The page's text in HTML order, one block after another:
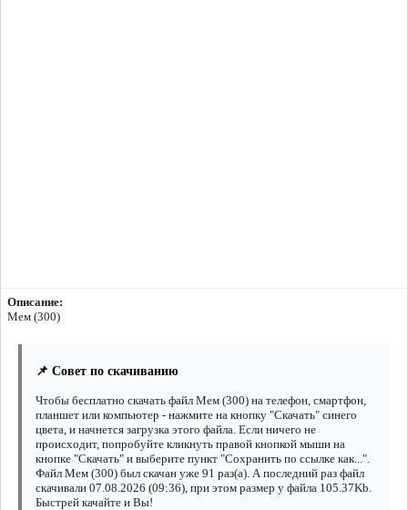
Описание:
Мем (300)
📌 Совет по скачиванию
Чтобы бесплатно скачать файл Мем (300) на телефон, смартфон,
планшет или компьютер - нажмите на кнопку "Скачать" синего
цвета, и начнется загрузка этого файла. Если ничего не
происходит, попробуйте кликнуть правой кнопкой мыши на
кнопке "Скачать" и выберите пункт "Сохранить по ссылке как...".
Файл Мем (300) был скачан уже 91 раз(а). А последний раз файл
скачивали 07.08.2026 (09:36), при этом размер у файла 105.37Kb.
Быстрей качайте и Вы!